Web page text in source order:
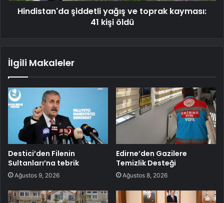
Hindistan'da şiddetli yağış ve toprak kayması:
41 kişi öldü
İlgili Makaleler
Destici’den Filenin
Sultanları’na tebrik
Ağustos 9, 2026
Edirne’den Gazilere
Temizlik Desteği
Ağustos 8, 2026